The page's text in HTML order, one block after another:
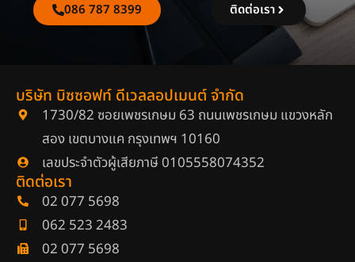
086 787 8399 ติดต่อเรา
บริษัท บิซซอฟท์ ดีเวลลอปเมนต์ จำกัด
1730/82 ซอยเพชรเกษม 63 ถนนเพชรเกษม แขวงหลัก
สอง เขตบางแค กรุงเทพฯ 10160
เลขประจำตัวผู้เสียภาษี 0105558074352
ติดต่อเรา
02 077 5698
062 523 2483
02 077 5698